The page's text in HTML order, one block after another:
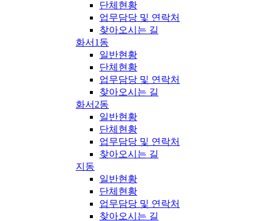
단체현황
업무담당 및 연락처
찾아오시는 길
화서1동
일반현황
단체현황
업무담당 및 연락처
찾아오시는 길
화서2동
일반현황
단체현황
업무담당 및 연락처
찾아오시는 길
지동
일반현황
단체현황
업무담당 및 연락처
찾아오시는 길